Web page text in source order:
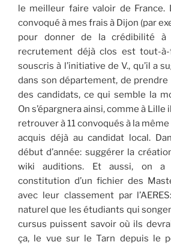
le meilleur faire valoir de France.
convoqué à mes frais à Dijon (par
pour donner de la crédibilité à
recrutement déjà clos est tout-à-
souscris à l’initiative de V., qu’il a
dans son département, de
des candidats, ce qui semble la
On s’épargnera ainsi, comme à Lille
retrouver à 11 convoqués à la
acquis déjà au candidat local.
début d’année: suggérer la
wiki auditions. Et aussi, on a
constitution d’un fichier des
avec leur classement par
naturel que les étudiants qui
cursus puissent savoir où ils
ça, le vue sur le Tarn depuis le